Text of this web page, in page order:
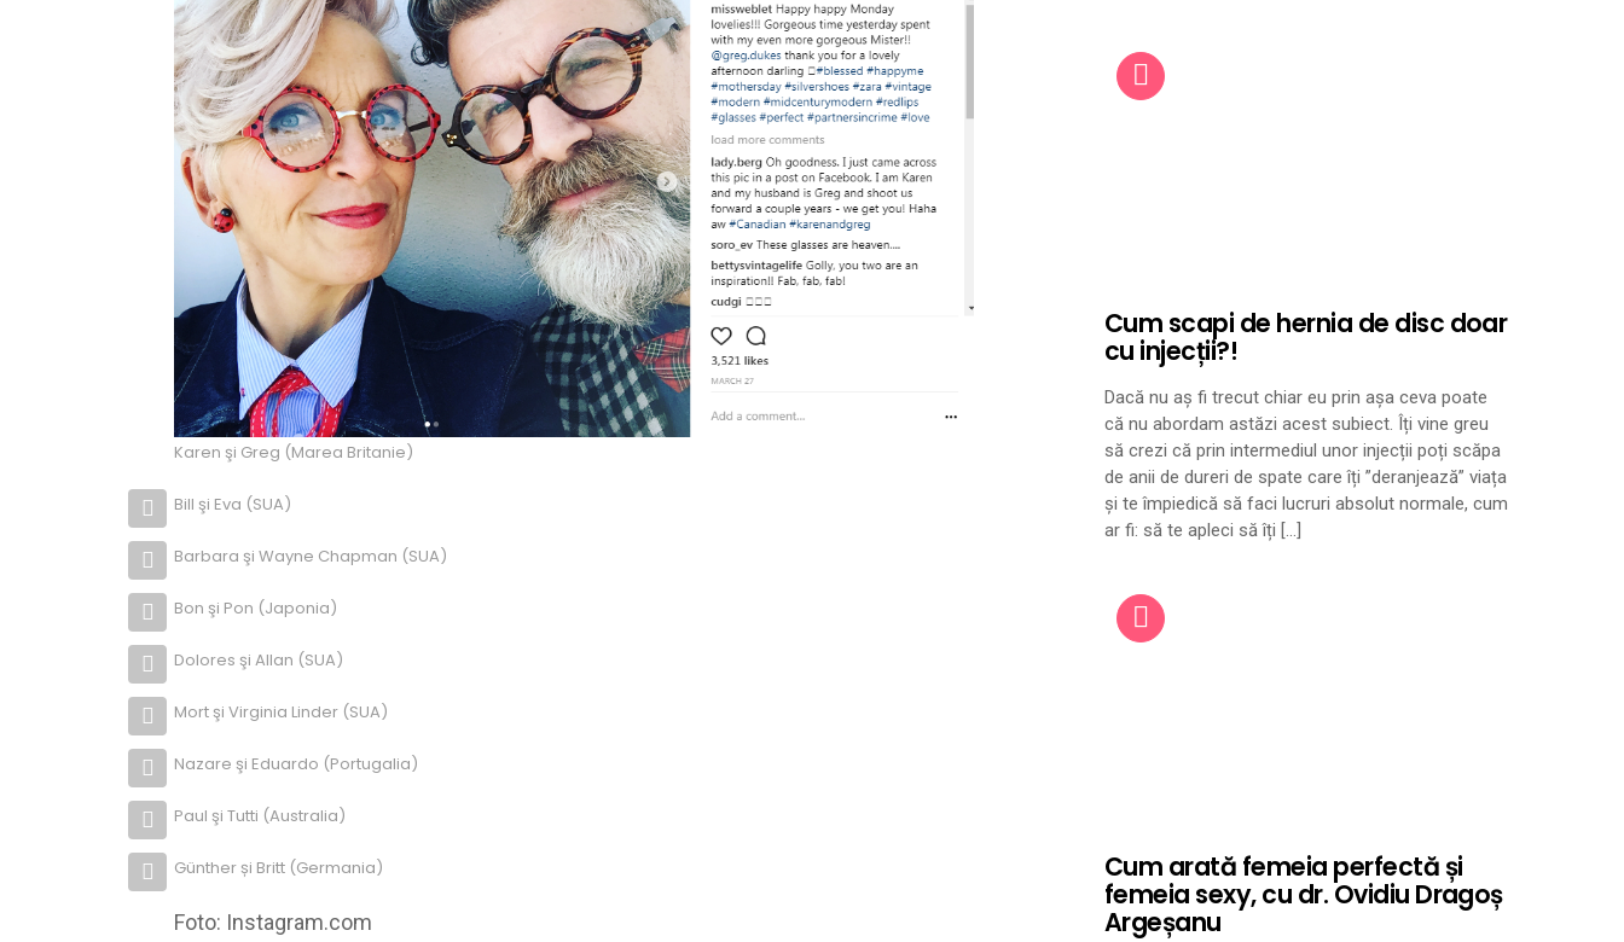
Karen şi Greg (Marea Britanie)
Bill şi Eva (SUA)
Barbara şi Wayne Chapman (SUA)
Bon şi Pon (Japonia)
Dolores şi Allan (SUA)
Mort şi Virginia Linder (SUA)
Nazare şi Eduardo (Portugalia)
Paul şi Tutti (Australia)
Günther și Britt (Germania)
Foto: Instagram.com
Cum scapi de hernia de disc doar
cu injecții?!
Dacă nu aș fi trecut chiar eu prin așa ceva poate
că nu abordam astăzi acest subiect. Îți vine greu
să crezi că prin intermediul unor injecții poți scăpa
de anii de dureri de spate care îți ”deranjează” viața
și te împiedică să faci lucruri absolut normale, cum
ar fi: să te apleci să îți […]
Cum arată femeia perfectă și
femeia sexy, cu dr. Ovidiu Dragoș
Argeșanu